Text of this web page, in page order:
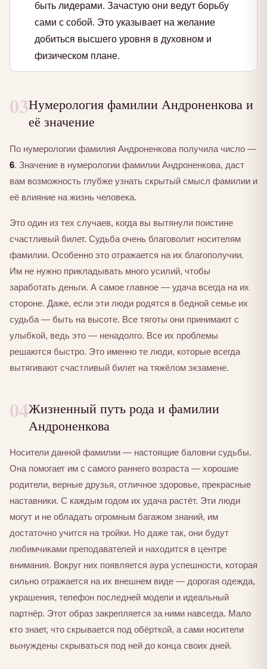
быть лидерами. Зачастую они ведут борьбу
сами с собой. Это указывает на желание
добиться высшего уровня в духовном и
физическом плане.
03Нумерология фамилии Андроненкова и
её значение
По нумерологии фамилия Андроненкова получила число —
6. Значение в нумерологии фамилии Андроненкова, даст
вам возможность глубже узнать скрытый смысл фамилии и
её влияние на жизнь человека.
Это один из тех случаев, когда вы вытянули поистине
счастливый билет. Судьба очень благоволит носителям
фамилии. Особенно это отражается на их благополучии.
Им не нужно прикладывать много усилий, чтобы
заработать деньги. А самое главное — удача всегда на их
стороне. Даже, если эти люди родятся в бедной семье их
судьба — быть на высоте. Все тяготы они принимают с
улыбкой, ведь это — ненадолго. Все их проблемы
решаются быстро. Это именно те люди, которые всегда
вытягивают счастливый билет на тяжёлом экзамене.
04Жизненный путь рода и фамилии
Андроненкова
Носители данной фамилии — настоящие баловни судьбы.
Она помогает им с самого раннего возраста — хорошие
родители, верные друзья, отличное здоровье, прекрасные
наставники. С каждым годом их удача растёт. Эти люди
могут и не обладать огромным багажом знаний, им
достаточно учится на тройки. Но даже так, они будут
любимчиками преподавателей и находится в центре
внимания. Вокруг них появляется аура успешности, которая
сильно отражается на их внешнем виде — дорогая одежда,
украшения, телефон последней модели и идеальный
партнёр. Этот образ закрепляется за ними навсегда. Мало
кто знает, что скрывается под обёрткой, а сами носители
вынуждены скрываться под ней до конца своих дней.